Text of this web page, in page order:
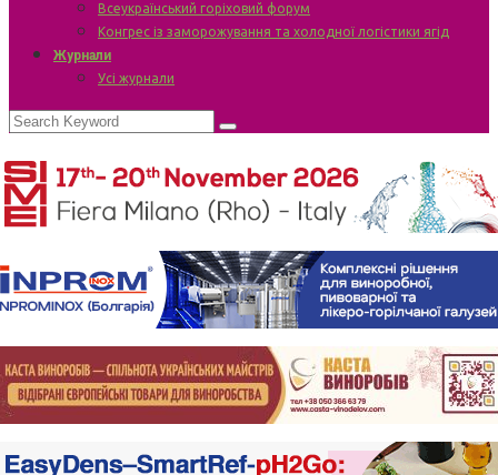
Всеукраїнський горіховий форум
Конгрес із заморожування та холодної логістики ягід
Журнали
Усі журнали